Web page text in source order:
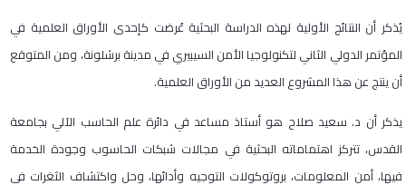
يُذكر أن النتائج الأولية لهذه الدراسة البحثية عُرضت كإحدى الأوراق العلمية في
المؤتمر الدولي الثاني لتكنولوجيا الأمن السيبيري في مدينة برشلونة، ومن المتوقع
أن ينتج عن هذا المشروع العديد من الأوراق العلمية.
يذكر أن د. سعيد صلاح هو أستاذ مساعد في دائرة علم الحاسب الآلي بجامعة
القدس، تتركز اهتماماته البحثية في مجالات شبكات الحاسوب وجودة الخدمة
فيها، أمن المعلومات، بروتوكولات التوجيه وأدائها، وحل واكتشاف الثغرات في